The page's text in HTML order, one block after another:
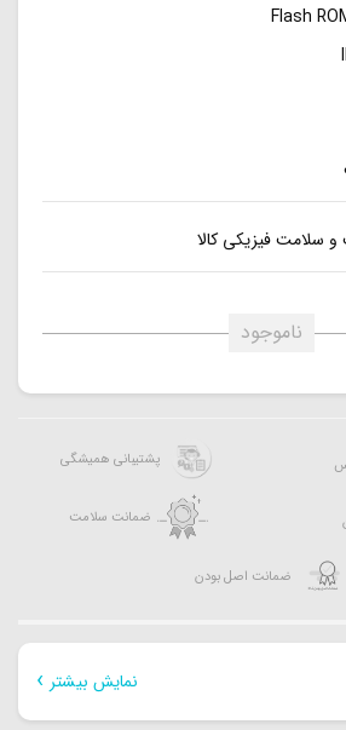
3333(OC)/3200/3000/2933/2800/2666/
Non-ECC,
سلامت فیزیکی کالا
ناموجود
پشتیبانی همیشگی
ضمانت سلامت
ضمانت اصل بودن
نمایش بیشتر